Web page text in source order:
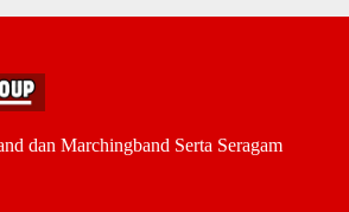
dan Marchingband Serta Seragam